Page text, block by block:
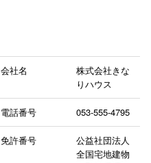
会社名
株式会社きな
りハウス
電話番号 053-555-4795
免許番号
公益社団法人
全国宅地建物